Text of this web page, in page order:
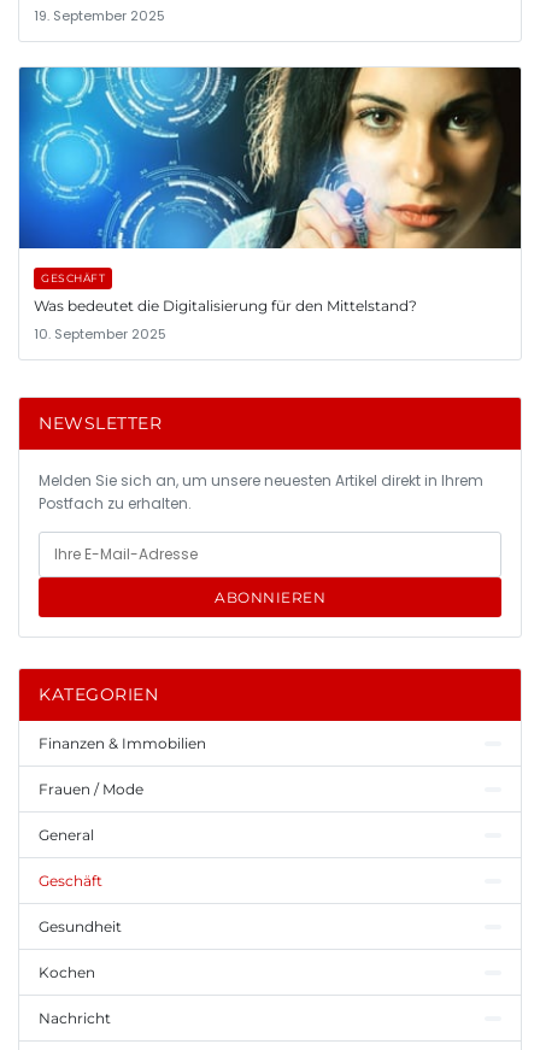
19. September 2025
GESCHÄFT
Was bedeutet die Digitalisierung für den Mittelstand?
10. September 2025
NEWSLETTER
Melden Sie sich an, um unsere neuesten Artikel direkt in Ihrem
Postfach zu erhalten.
ABONNIEREN
KATEGORIEN
Finanzen & Immobilien
Frauen / Mode
General
Geschäft
Gesundheit
Kochen
Nachricht